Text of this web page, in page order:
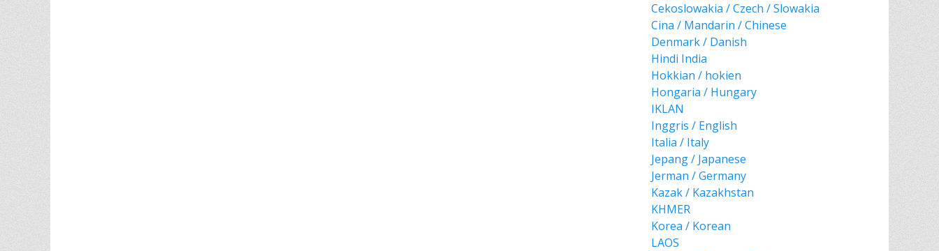
Cekoslowakia / Czech / Slowakia
Cina / Mandarin / Chinese
Denmark / Danish
Hindi India
Hokkian / hokien
Hongaria / Hungary
IKLAN
Inggris / English
Italia / Italy
Jepang / Japanese
Jerman / Germany
Kazak / Kazakhstan
KHMER
Korea / Korean
LAOS